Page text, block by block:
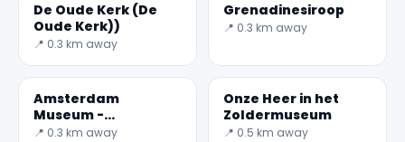
De Oude Kerk (De
Oude Kerk))
📍 0.3 km away
Grenadinesiroop
📍 0.3 km away
Amsterdam
Museum -
Gehuisvest in een
📍 0.3 km away
Onze Heer in het
Zoldermuseum
📍 0.5 km away